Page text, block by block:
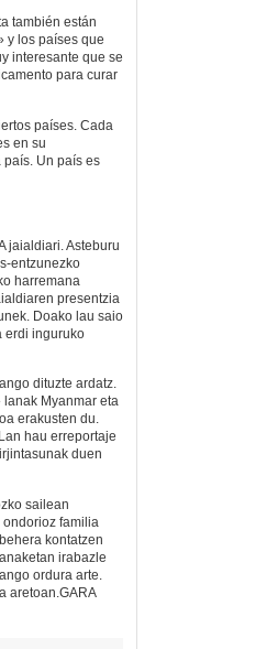
también están
y los países que
interesante que se
para curar
países. Cada
en su
Un país es
jaialdiari. Asteburu
entzunezko
harremana
presentzia
Doako lau saio
erdi inguruko
dituzte ardatz.
Myanmar eta
erakusten du.
hau erreportaje
duen
sailean
familia
kontatzen
irabazle
ordura arte.
aretoan.GARA